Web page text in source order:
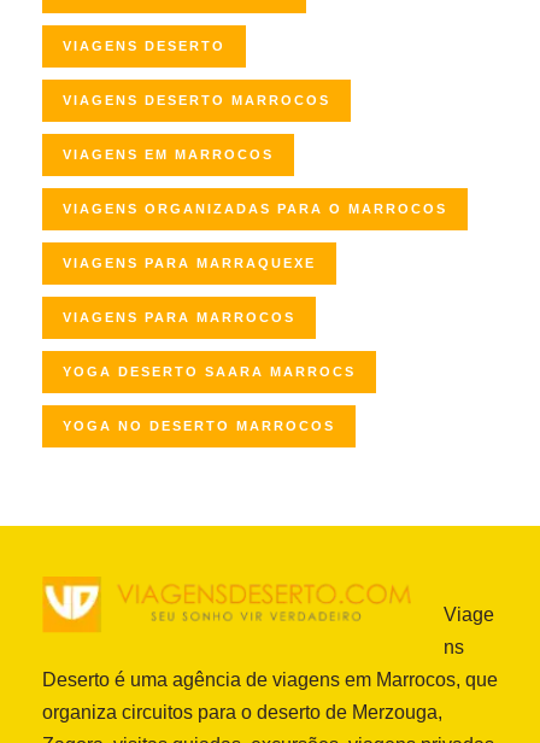
VIAGENS DESERTO
VIAGENS DESERTO MARROCOS
VIAGENS EM MARROCOS
VIAGENS ORGANIZADAS PARA O MARROCOS
VIAGENS PARA MARRAQUEXE
VIAGENS PARA MARROCOS
YOGA DESERTO SAARA MARROCS
YOGA NO DESERTO MARROCOS
Viage
ns
Deserto é uma agência de viagens em Marrocos, que
organiza circuitos para o deserto de Merzouga,